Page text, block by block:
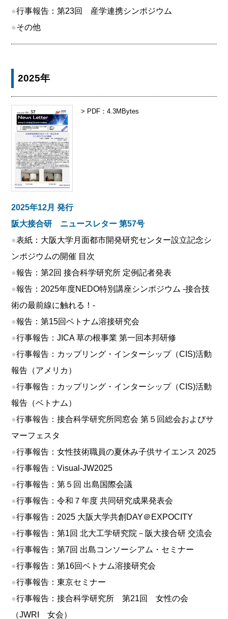
●行事報告：第23回 産学連携シンポジウム
●その他
2025年
> PDF：4.3MBytes
2025年12月 発行
阪大接合研 ニュースレター 第57号
●表紙：大阪大学月面都市開発研究センター設立記念シ
ンポジウムの開催 目次
●報告：第2回 接合科学研究所 定例記者発表
●報告：2025年度NEDO特別講座シンポジウム -接合技
術の最前線に触れる！-
●報告：第15回ベトナム溶接研究会
●行事報告：JICA 草の根事業 第一回本邦研修
●行事報告：カップリング・インターシップ（CIS)活動
報告（アメリカ）
●行事報告：カップリング・インターシップ（CIS)活動
報告（ベトナム）
●行事報告：接合科学研究所同窓会 第５回総会およびサ
マーフェスタ
●行事報告：女性技術職員の夏休み子供サイエンス 2025
●行事報告：Visual-JW2025
●行事報告：第５回 出島国際会議
●行事報告：令和７年度 共同研究成果発表会
●行事報告：2025 大阪大学共創DAY＠EXPOCITY
●行事報告：第1回 北大工学研究院－阪大接合研 交流会
●行事報告：第7回 出島コンソーシアム・セミナー
●行事報告：第16回ベトナム溶接研究会
●行事報告：東京セミナー
●行事報告：接合科学研究所 第21回 女性の会
（JWRI 女会）